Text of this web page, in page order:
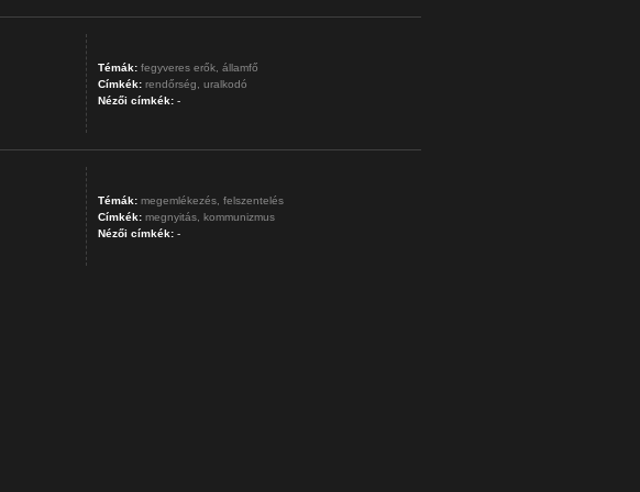
Témák: fegyveres erők, államfő
Címkék: rendőrség,
uralkodó
Nézői címkék:-
Témák: megemlékezés, felszentelés
Címkék: megnyitás, kommunizmus
Nézői címkék:-